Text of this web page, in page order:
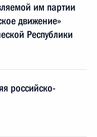
им партии
движение»
Республики
российско-